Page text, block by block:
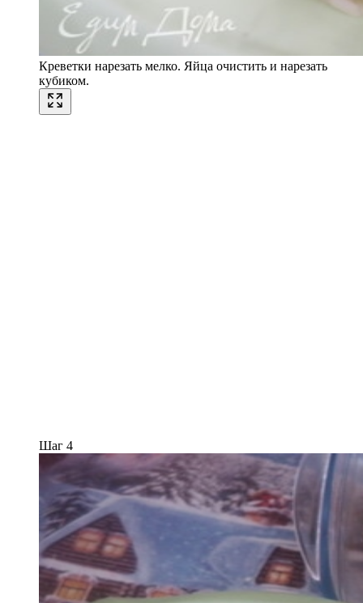
Креветки нарезать мелко. Яйца очистить и нарезать
кубиком.
Шаг 4